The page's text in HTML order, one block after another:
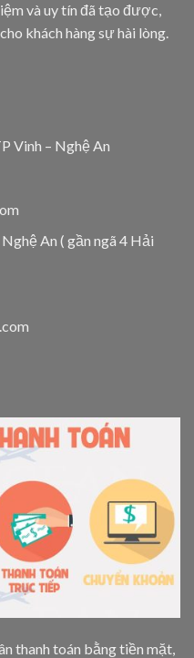
và uy tín đã tạo được,
khách hàng sự hài lòng.
Vinh – Nghệ An
An ( gần ngã 4 Hải
thanh toán bằng tiền mặt,